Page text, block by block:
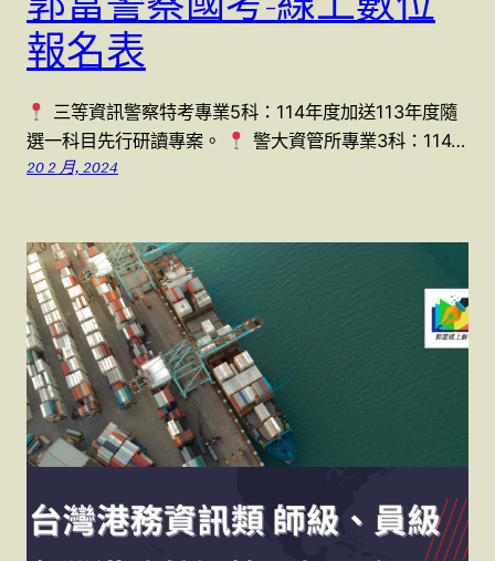
報名表
三等資訊警察特考專業5科：114年度加送113年度隨
選一科目先行研讀專案。
警大資管所專業3科：114…
20 2 月, 2024